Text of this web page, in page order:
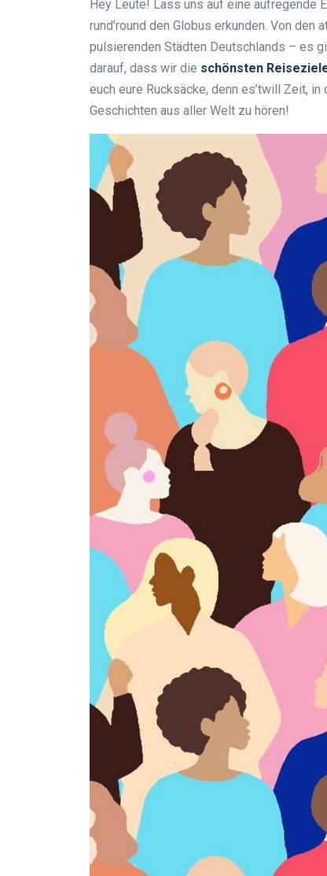
Hey Leute! Lass uns auf eine aufregende
rund’round den Globus erkunden. Von den
pulsierenden Städten Deutschlands – es
darauf, dass wir die schönsten
euch eure Rucksäcke, denn es’twill Zeit,
Geschichten aus aller Welt zu hören!